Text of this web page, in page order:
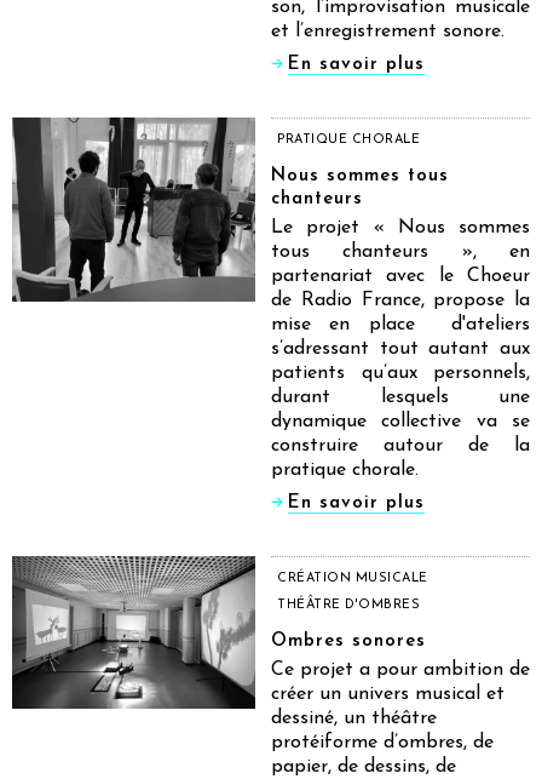
son, l’improvisation musicale
et l’enregistrement sonore.
En savoir plus
PRATIQUE CHORALE
Nous sommes tous
chanteurs
Le projet « Nous sommes
tous chanteurs », en
partenariat avec le Choeur
de Radio France, propose la
mise en place d'ateliers
s’adressant tout autant aux
patients qu’aux personnels,
durant lesquels une
dynamique collective va se
construire autour de la
pratique chorale.
En savoir plus
CRÉATION MUSICALE
THÉÂTRE D'OMBRES
Ombres sonores
Ce projet a pour ambition de
créer un univers musical et
dessiné, un théâtre
protéiforme d’ombres, de
papier, de dessins, de